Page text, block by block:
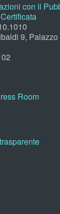
con il
9,
Room